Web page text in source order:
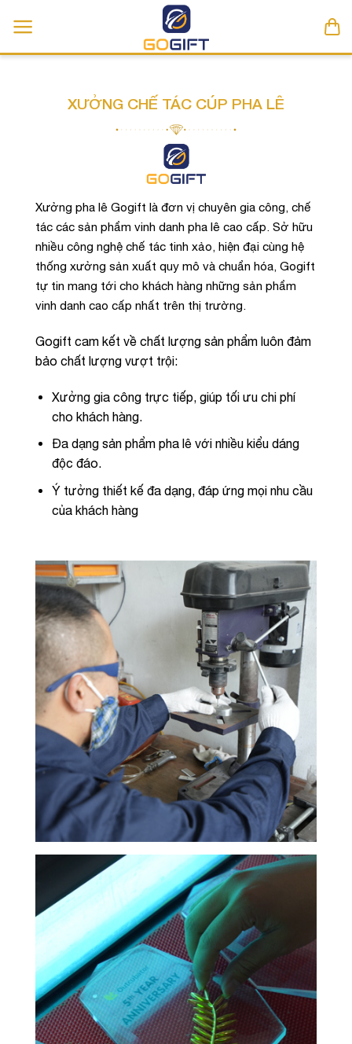
XƯỞNG CHẾ TÁC CÚP PHA LÊ
Xưởng pha lê Gogift là đơn vị chuyên gia công, chế
tác các sản phẩm vinh danh pha lê cao cấp. Sở hữu
nhiều công nghệ chế tác tinh xảo, hiện đại cùng hệ
thống xưởng sản xuất quy mô và chuẩn hóa, Gogift
tự tin mang tới cho khách hàng những sản phẩm
vinh danh cao cấp nhất trên thị trường.
Gogift cam kết về chất lượng sản phẩm luôn đảm
bảo chất lượng vượt trội:
Xưởng gia công trực tiếp, giúp tối ưu chi phí
cho khách hàng.
Đa dạng sản phẩm pha lê với nhiều kiểu dáng
độc đáo.
Ý tưởng thiết kế đa dạng, đáp ứng mọi nhu cầu
của khách hàng